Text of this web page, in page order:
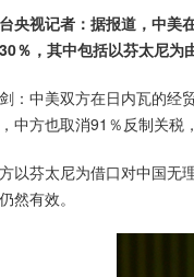
央视记者：据报道，中美
％，其中包括以芬太尼为
：中美双方在日内瓦的经
中方也取消91％反制关税
以芬太尼为借口对中国无
然有效。